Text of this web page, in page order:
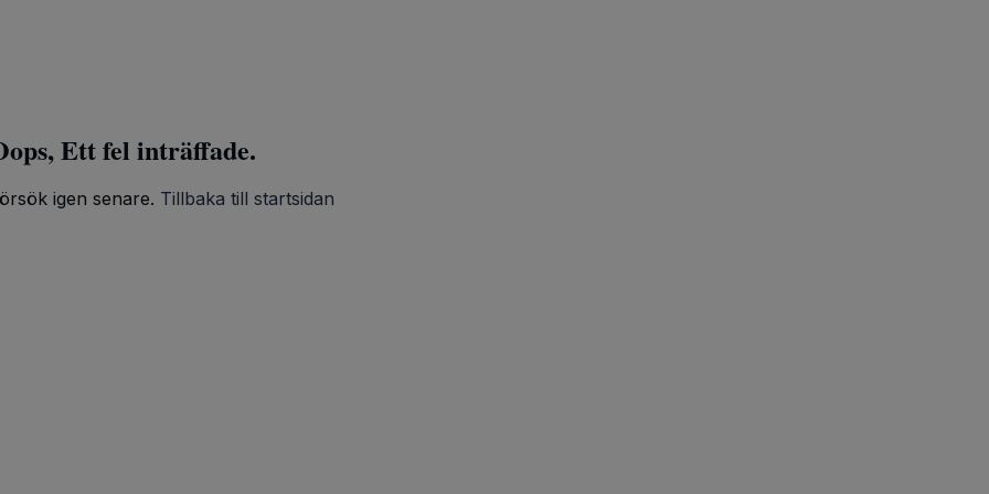
Ett fel inträffade.
igen senare. Tillbaka till startsidan